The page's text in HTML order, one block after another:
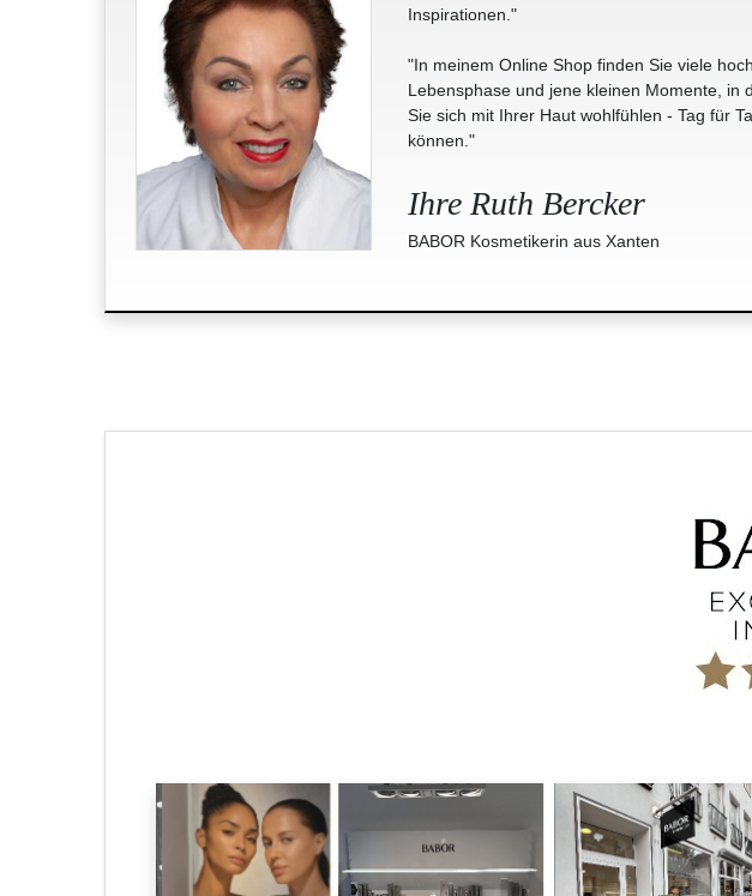
Inspirationen."
"In meinem Online Shop finden Sie viele
Lebensphase und jene kleinen Momente, in
Sie sich mit Ihrer Haut wohlfühlen - Tag für
können."
Ihre Ruth Bercker
BABOR Kosmetikerin aus Xanten